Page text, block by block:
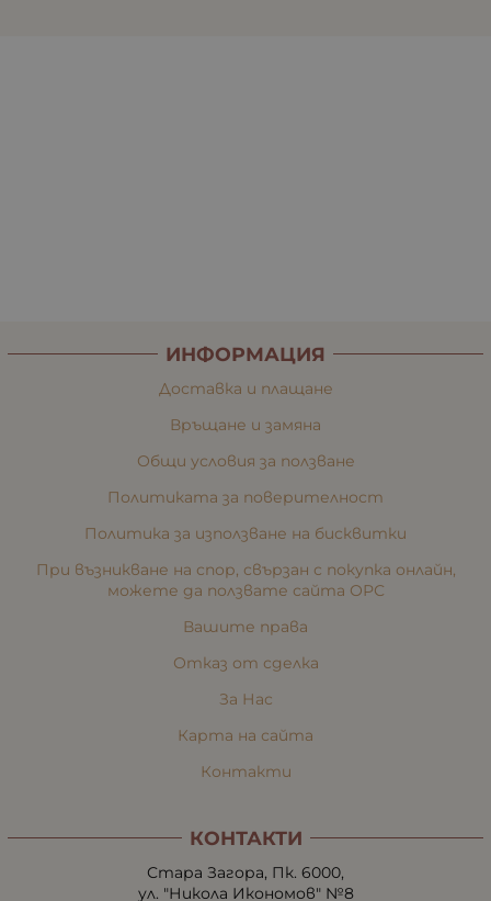
ИНФОРМАЦИЯ
Доставка и плащане
Връщане и замяна
Общи условия за ползване
Политиката за поверителност
Политика за използване на бисквитки
При възникване на спор, свързан с покупка онлайн,
можете да ползвате сайта ОРС
Вашите права
Отказ от сделка
За Нас
Карта на сайта
Контакти
КОНТАКТИ
Стара Загора, Пк. 6000,
ул. "Никола Икономов" №8